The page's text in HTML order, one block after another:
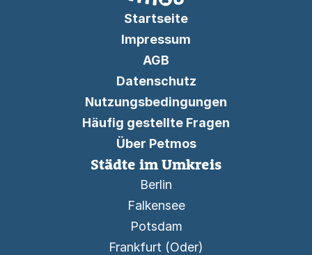
Startseite
Impressum
AGB
Datenschutz
Nutzungsbedingungen
Häufig gestellte Fragen
Über Petmos
Städte im Umkreis
Berlin
Falkensee
Potsdam
Frankfurt (Oder)